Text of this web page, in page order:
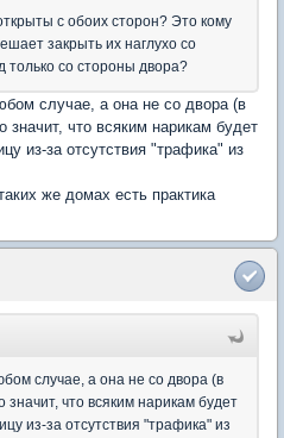
с обоих сторон? Это кому
закрыть их наглухо со
только со стороны двора?
случае, а она не со двора (в
что всяким нарикам будет
из-за отсутствия "трафика" из
же домах есть практика
случае, а она не со двора (в
что всяким нарикам будет
из-за отсутствия "трафика" из